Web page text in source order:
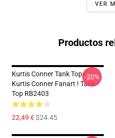
VER
Productos
Kurtis Conner Tank Tops -
Kurtis Conner Fanart ! Tank
Top RB2403
22,49 €$24.45
-20%